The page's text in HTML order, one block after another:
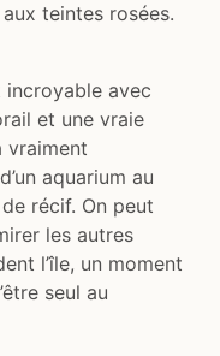
teintes rosées.
incroyable avec
et une vraie
vraiment
aquarium au
récif. On peut
les autres
l’île, un moment
seul au